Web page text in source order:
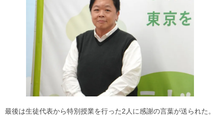
最後は生徒代表から特別授業を行った2人に感謝の言葉が送られた。